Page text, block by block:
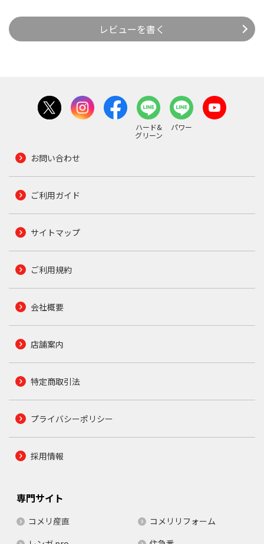
レビューを書く
ハード&
グリーン
パワー
お問い合わせ
ご利用ガイド
サイトマップ
ご利用規約
会社概要
店舗案内
特定商取引法
プライバシーポリシー
採用情報
専門サイト
コメリ産直
コメリリフォーム